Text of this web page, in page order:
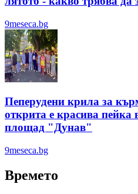
9meseca.bg
Пеперудени крила за
открита е красива пейка
площад "Дунав"
9meseca.bg
Времето